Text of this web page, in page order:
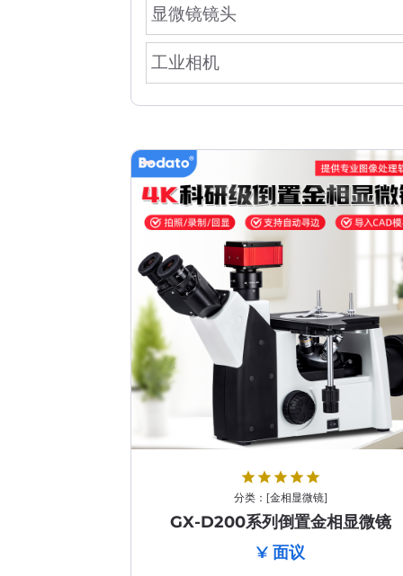
显微镜镜头
工业相机
star star star star star
分类： [金相显微镜]
GX-D200系列倒置金相显微镜
¥ 面议